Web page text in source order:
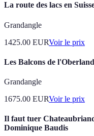
La route des lacs en
Grandangle
1425.00 EURVoir le prix
Les Balcons de
Grandangle
1675.00 EURVoir le prix
Il faut tuer
Dominique Baudis